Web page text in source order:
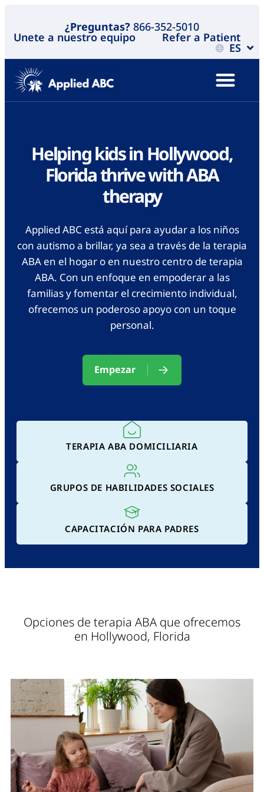
¿Preguntas? 866-352-5010
Unete a nuestro equipo Refer a Patient
ES
Helping kids in Hollywood,
Florida thrive with ABA
therapy
Applied ABC está aquí para ayudar a los niños
con autismo a brillar, ya sea a través de la terapia
ABA en el hogar o en nuestro centro de terapia
ABA. Con un enfoque en empoderar a las
familias y fomentar el crecimiento individual,
ofrecemos un poderoso apoyo con un toque
personal.
Empezar
TERAPIA ABA DOMICILIARIA
GRUPOS DE HABILIDADES SOCIALES
CAPACITACIÓN PARA PADRES
Opciones de terapia ABA que ofrecemos
en Hollywood, Florida